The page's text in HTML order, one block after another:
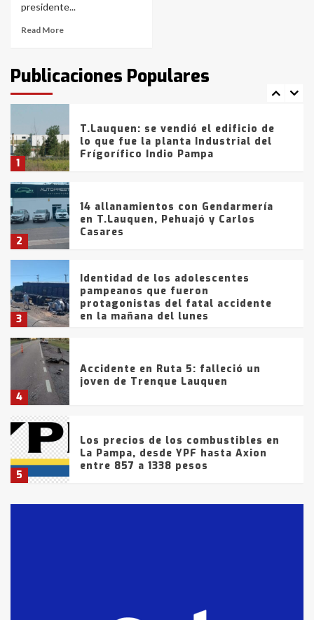
presidente...
Read More
Publicaciones Populares
6
fueron detenidos por
comercialización de drogas en la
tarde del sábado
1
T.Lauquen: se vendió el edificio de
lo que fue la planta Industrial del
Frígorífico Indio Pampa
2
14 allanamientos con Gendarmería
en T.Lauquen, Pehuajó y Carlos
Casares
3
Identidad de los adolescentes
pampeanos que fueron
protagonistas del fatal accidente
en la mañana del lunes
4
Accidente en Ruta 5: falleció un
joven de Trenque Lauquen
5
Los precios de los combustibles en
La Pampa, desde YPF hasta Axion
entre 857 a 1338 pesos
fueron detenidos por